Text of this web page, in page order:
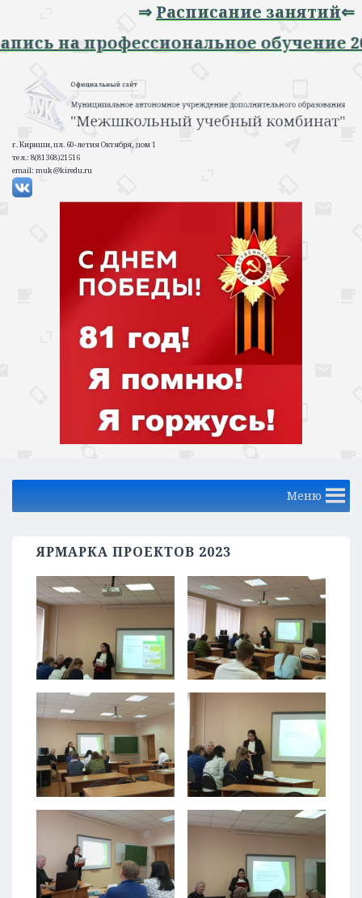
Расписание занятий⇐
на профессиональное обучение
г. Кириши, пл. 60-летия Октября, дом 1
тел.: 8(81368)21516
email: muk@kiredu.ru
Меню
ЯРМАРКА ПРОЕКТОВ 2023